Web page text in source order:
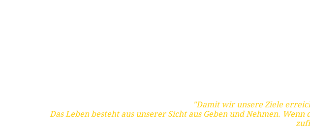
"Damit wir unsere Ziele
Das Leben besteht aus unserer Sicht aus Geben und Nehmen.